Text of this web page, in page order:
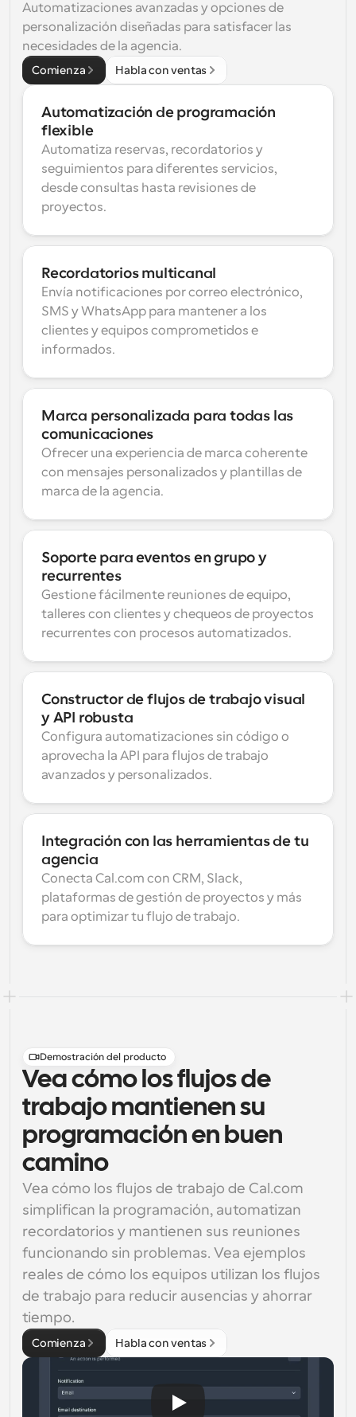
Automatizaciones avanzadas y opciones de
personalización diseñadas para satisfacer las
necesidades de la agencia.
Comienza Habla con ventas
Automatización de programación
flexible
Automatiza reservas, recordatorios y
seguimientos para diferentes servicios,
desde consultas hasta revisiones de
proyectos.
Recordatorios multicanal
Envía notificaciones por correo electrónico,
SMS y WhatsApp para mantener a los
clientes y equipos comprometidos e
informados.
Marca personalizada para todas las
comunicaciones
Ofrecer una experiencia de marca coherente
con mensajes personalizados y plantillas de
marca de la agencia.
Soporte para eventos en grupo y
recurrentes
Gestione fácilmente reuniones de equipo,
talleres con clientes y chequeos de proyectos
recurrentes con procesos automatizados.
Constructor de flujos de trabajo visual
y API robusta
Configura automatizaciones sin código o
aprovecha la API para flujos de trabajo
avanzados y personalizados.
Integración con las herramientas de tu
agencia
Conecta Cal.com con CRM, Slack,
plataformas de gestión de proyectos y más
para optimizar tu flujo de trabajo.
Demostración del producto
Vea cómo los flujos de
trabajo mantienen su
programación en buen
camino
Vea cómo los flujos de trabajo de Cal.com
simplifican la programación, automatizan
recordatorios y mantienen sus reuniones
funcionando sin problemas. Vea ejemplos
reales de cómo los equipos utilizan los flujos
de trabajo para reducir ausencias y ahorrar
tiempo.
Comienza Habla con ventas